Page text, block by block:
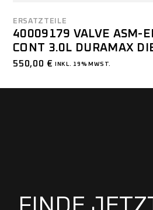
ERSATZTEILE
40009179 VALVE ASM-
CONT 3.0L DURAMAX
550,00 € INKL. 19% MWST.